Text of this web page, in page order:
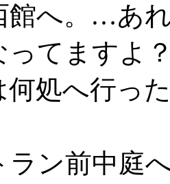
館へ。…あ
ってますよ
処へ行っ
ラン前中庭